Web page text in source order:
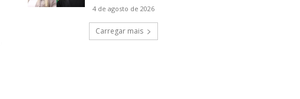
4 de agosto de 2026
Carregar mais